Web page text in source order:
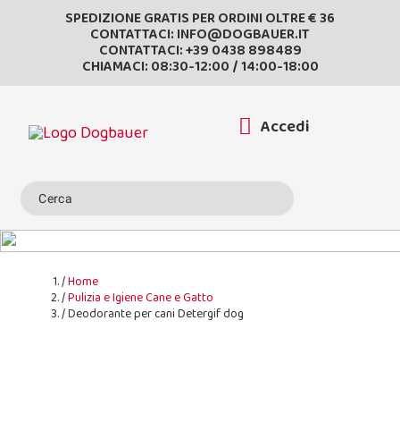
SPEDIZIONE GRATIS PER ORDINI OLTRE € 36
CONTATTACI: INFO@DOGBAUER.IT
CONTATTACI:+39 0438 898489
CHIAMACI: 08:30-12:00 / 14:00-18:00
Accedi
Home
Pulizia e Igiene Cane e Gatto
Deodorante per cani Detergif dog